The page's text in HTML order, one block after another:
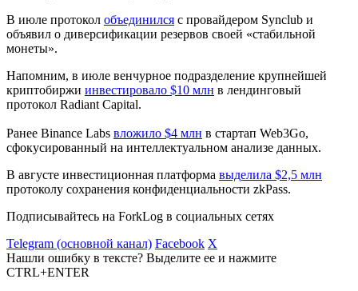
В июле протокол объединился с провайдером Synclub и
объявил о диверсификации резервов своей «стабильной
монеты».
Напомним, в июле венчурное подразделение крупнейшей
криптобиржи инвестировало $10 млн в лендинговый
протокол Radiant Capital.
Ранее Binance Labs вложило $4 млн в стартап Web3Go,
сфокусированный на интеллектуальном анализе данных.
В августе инвестиционная платформа выделила $2,5 млн
протоколу сохранения конфиденциальности zkPass.
Подписывайтесь на ForkLog в социальных сетях
Telegram (основной канал) Facebook X
Нашли ошибку в тексте? Выделите ее и нажмите
CTRL+ENTER